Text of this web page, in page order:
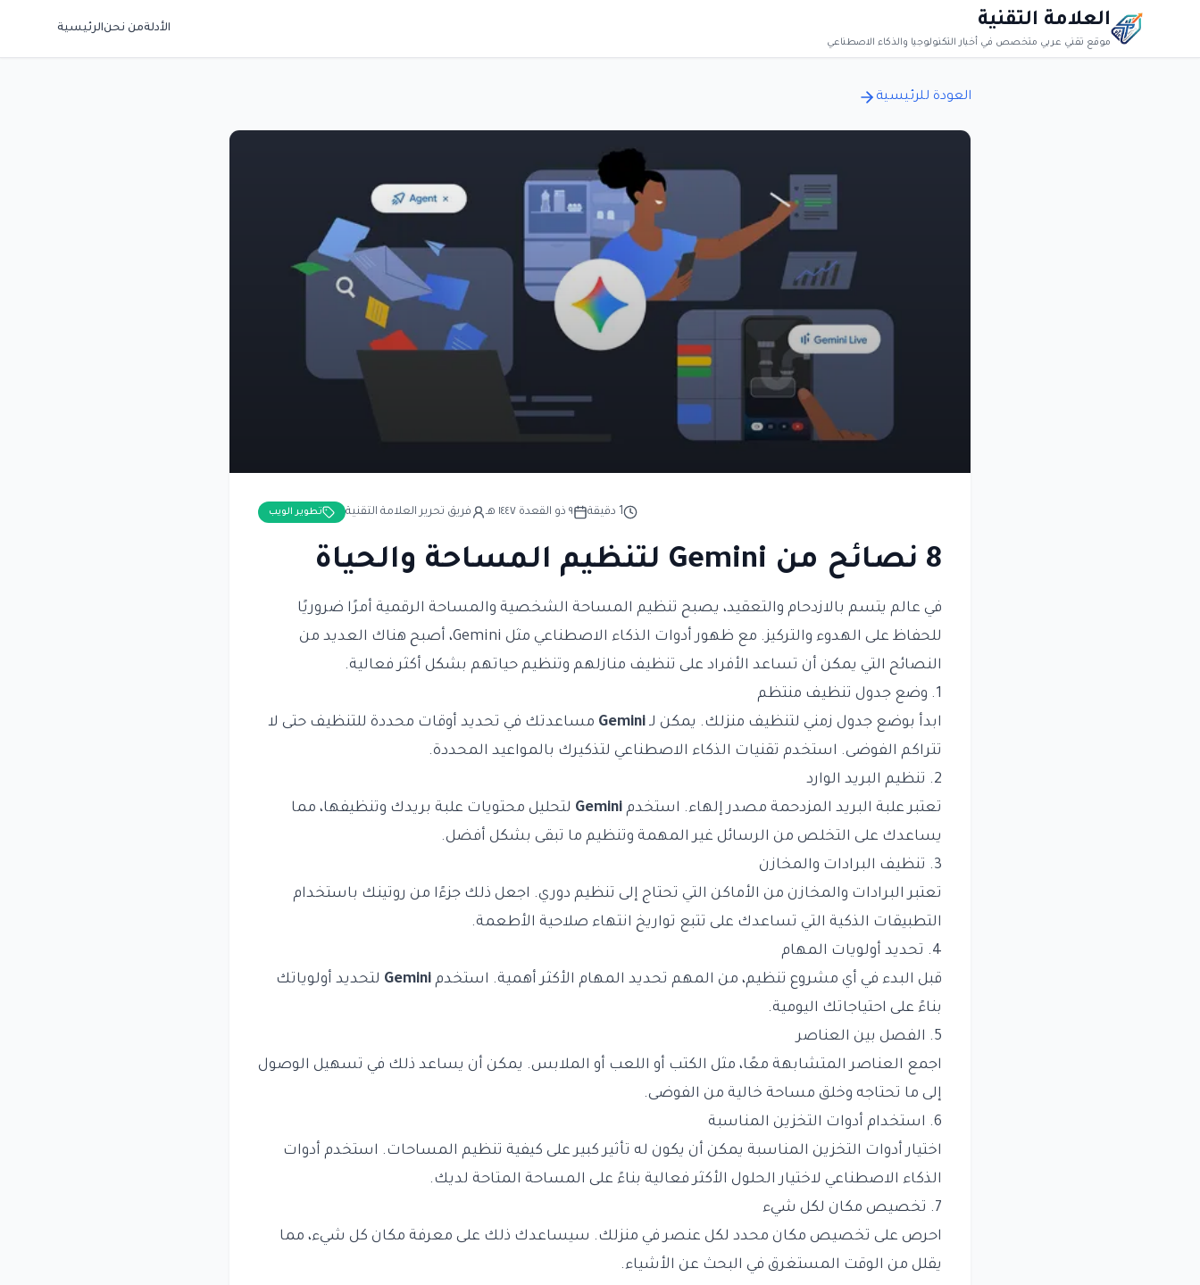
العلامة التقنية
موقع تقني عربي متخصص في أخبار التكنولوجيا والذكاء الاصطناعي
الأدلةمن نحنالرئيسية
العودة للرئيسية
تطوير الويب فريق تحرير العلامة التقنية ٩ ذو القعدة ١٤٤٧ هـ 1 دقيقة
8 نصائح من Gemini لتنظيم المساحة والحياة
في عالم يتسم بالازدحام والتعقيد، يصبح تنظيم المساحة الشخصية والمساحة الرقمية أمرًا ضروريًا
للحفاظ على الهدوء والتركيز. مع ظهور أدوات الذكاء الاصطناعي مثل Gemini، أصبح هناك العديد من
النصائح التي يمكن أن تساعد الأفراد على تنظيف منازلهم وتنظيم حياتهم بشكل أكثر فعالية.
1. وضع جدول تنظيف منتظم
ابدأ بوضع جدول زمني لتنظيف منزلك. يمكن لـ Gemini مساعدتك في تحديد أوقات محددة للتنظيف حتى لا
تتراكم الفوضى. استخدم تقنيات الذكاء الاصطناعي لتذكيرك بالمواعيد المحددة.
2. تنظيم البريد الوارد
تعتبر علبة البريد المزدحمة مصدر إلهاء. استخدم Gemini لتحليل محتويات علبة بريدك وتنظيفها، مما
يساعدك على التخلص من الرسائل غير المهمة وتنظيم ما تبقى بشكل أفضل.
3. تنظيف البرادات والمخازن
تعتبر البرادات والمخازن من الأماكن التي تحتاج إلى تنظيم دوري. اجعل ذلك جزءًا من روتينك باستخدام
التطبيقات الذكية التي تساعدك على تتبع تواريخ انتهاء صلاحية الأطعمة.
4. تحديد أولويات المهام
قبل البدء في أي مشروع تنظيم، من المهم تحديد المهام الأكثر أهمية. استخدم Gemini لتحديد أولوياتك
بناءً على احتياجاتك اليومية.
5. الفصل بين العناصر
اجمع العناصر المتشابهة معًا، مثل الكتب أو اللعب أو الملابس. يمكن أن يساعد ذلك في تسهيل الوصول
إلى ما تحتاجه وخلق مساحة خالية من الفوضى.
6. استخدام أدوات التخزين المناسبة
اختيار أدوات التخزين المناسبة يمكن أن يكون له تأثير كبير على كيفية تنظيم المساحات. استخدم أدوات
الذكاء الاصطناعي لاختيار الحلول الأكثر فعالية بناءً على المساحة المتاحة لديك.
7. تخصيص مكان لكل شيء
احرص على تخصيص مكان محدد لكل عنصر في منزلك. سيساعدك ذلك على معرفة مكان كل شيء، مما
يقلل من الوقت المستغرق في البحث عن الأشياء.